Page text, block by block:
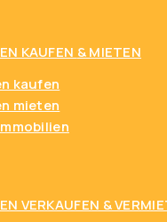
VERKAUFEN &
KAUFEN & MIETEN
kaufen
mieten